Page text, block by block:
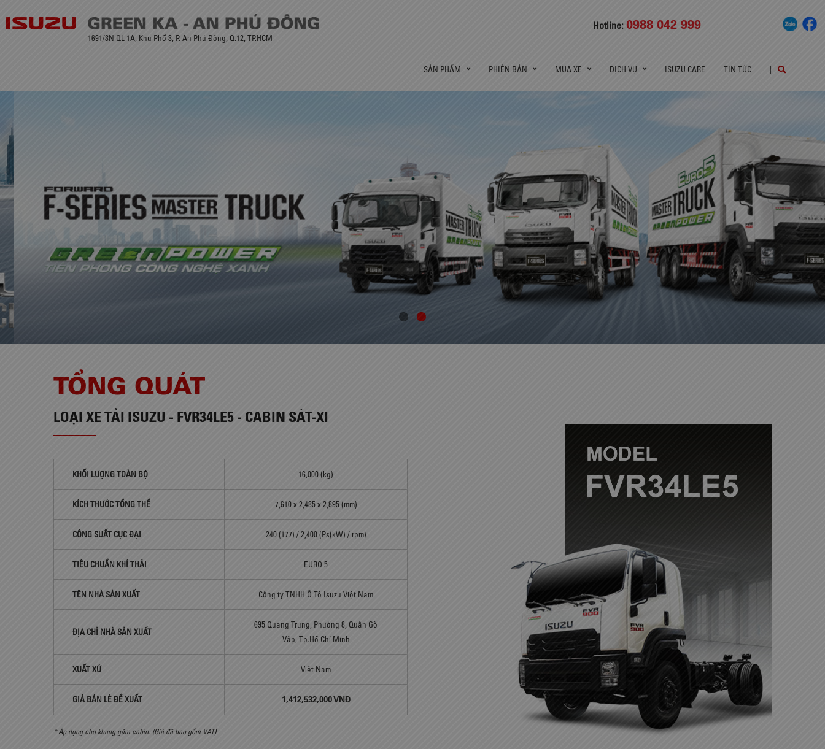
Hotline: 0988 042 999
1691/3N QL 1A, Khu Phố 3, P. An Phú Đông, Q.12, TP.HCM
SẢN PHẨM PHIÊN BẢN MUA XE DỊCH VỤ ISUZU CARE TIN TỨC |
TỔNG QUÁT
LOẠI XE TẢI ISUZU - FVR34LE5 - CABIN SÁT-XI
KHỐI LƯỢNG TOÀN BỘ 16,000 (kg)
KÍCH THƯỚC TỔNG THỂ 7,610 x 2,485 x 2,895 (mm)
CÔNG SUẤT CỰC ĐẠI 240 (177) / 2,400 (Ps(kW) / rpm)
TIÊU CHUẨN KHÍ THẢI EURO 5
TÊN NHÀ SẢN XUẤT Công ty TNHH Ô Tô Isuzu Việt Nam
ĐỊA CHỈ NHÀ SẢN XUẤT
695 Quang Trung, Phường 8, Quận Gò
Vấp, Tp.Hồ Chí Minh
XUẤT XỨ Việt Nam
GIÁ BÁN LẺ ĐỀ XUẤT 1,412,532,000 VNĐ
* Áp dụng cho khung gầm cabin. (Giá đã bao gồm VAT)